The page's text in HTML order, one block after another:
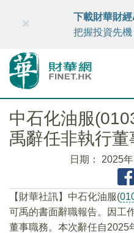
財華智庫網 FINTV
×
下載財華財
把握投資先機
中石化油服
禹辭任非執行董
日期： 2025
【財華社訊】中石化油服(
可禹的書面辭職報告。因工
董事職務。本次辭任自2025